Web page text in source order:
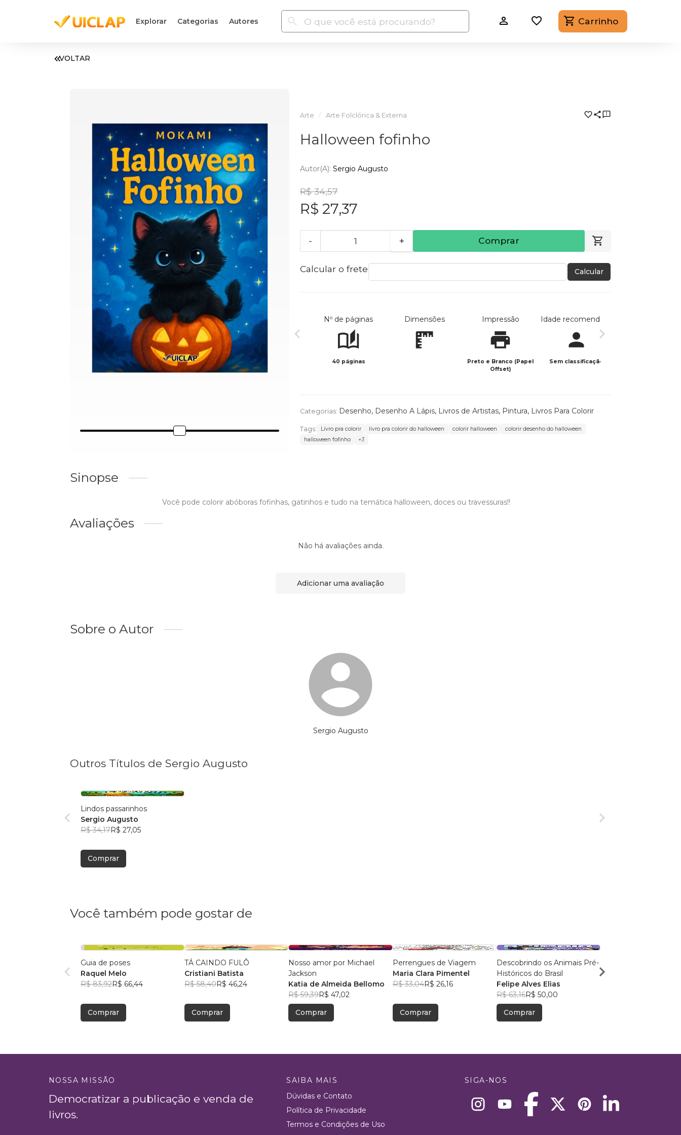
Explorar Categorias Autores Carrinho
VOLTAR
Arte Arte Folclórica & Externa
Halloween fofinho
Autor(a): Sergio Augusto
R$ 34,57
R$ 27,37
- + Comprar
Calcular o frete Calcular
Nº de páginas
40 páginas
Dimensões Impressão
Preto e Branco (Papel
Offset)
Idade recomendada
Sem classificação
Categorias: Desenho, Desenho A Lápis, Livros de Artistas, Pintura, Livros Para Colorir
Tags: Livro pra colorir livro pra colorir do halloween colorir halloween
colorir desenho do halloween
halloween fofinho
+3
Sinopse
Você pode colorir abóboras fofinhas, gatinhos e tudo na temática halloween, doces ou travessuras!!
Avaliações
Não há avaliações ainda.
Adicionar uma avaliação
Sobre o Autor
Sergio Augusto
Outros Títulos de Sergio Augusto
Lindos passarinhos
Sergio Augusto
R$ 34,17R$ 27,05
Comprar
Você também pode gostar de
Guia de poses
Raquel Melo
R$ 83,92R$ 66,44
Comprar
TÁ CAINDO FULÔ
Cristiani Batista
R$ 58,40R$ 46,24
Comprar
Nosso amor por Michael
Jackson
Katia de Almeida Bellomo
R$ 59,39R$ 47,02
Comprar
Perrengues de Viagem
Maria Clara Pimentel
R$ 33,04R$ 26,16
Comprar
Descobrindo os Animais Pré-
Históricos do Brasil
Felipe Alves Elias
R$ 63,16R$ 50,00
Comprar
TAYMARA SAUDA
NOSSA MISSÃO
Democratizar a publicação e venda de
livros.
SAIBA MAIS
Dúvidas e Contato
Política de Privacidade
Termos e Condições de Uso
SIGA-NOS